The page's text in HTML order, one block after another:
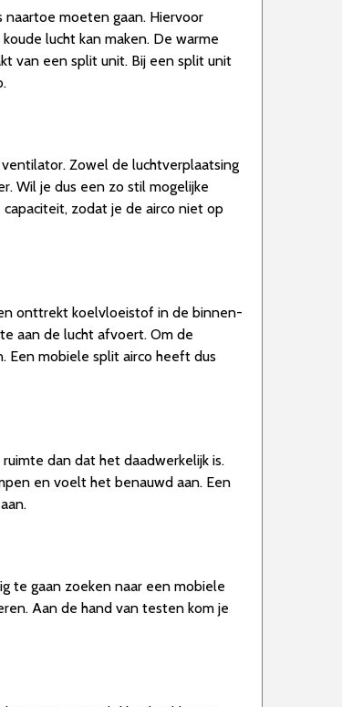
naartoe moeten gaan. Hiervoor
lucht kan maken. De warme
van een split unit. Bij een split unit
Zowel de luchtverplaatsing
Wil je dus een zo stil mogelijke
zodat je de airco niet op
onttrekt koelvloeistof in de binnen-
aan de lucht afvoert. Om de
mobiele split airco heeft dus
dan dat het daadwerkelijk is.
en voelt het benauwd aan. Een
te gaan zoeken naar een mobiele
Aan de hand van testen kom je